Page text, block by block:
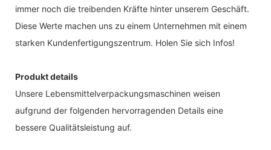
immer noch die treibenden Kräfte hinter unserem Geschäft.
Diese Werte machen uns zu einem Unternehmen mit einem
starken Kundenfertigungszentrum. Holen Sie sich Infos!
Produkt details
Unsere Lebensmittelverpackungsmaschinen weisen
aufgrund der folgenden hervorragenden Details eine
bessere Qualitätsleistung auf.